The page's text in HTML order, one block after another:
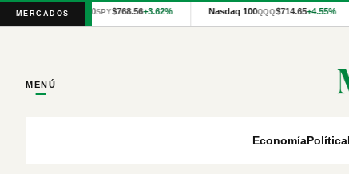
MERCADOSS&P 500 SPY$768.56+3.62% Nasdaq 100QQQ$714.65+4.55%
Cotizaciones
Modeling
Latinex
MENÚ
EconomíaPolítica